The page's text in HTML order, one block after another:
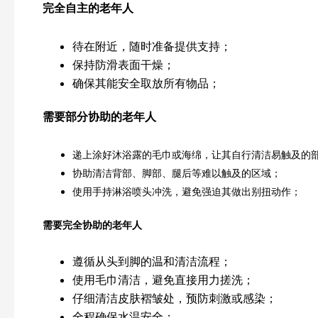
完全自主的老年人
待在附近，随时准备提供支持；
保持防滑表面干燥；
确保其能安全取放所有物品；
需要部分协助的老年人
递上涂好沐浴露的毛巾或海绵，让其自行清洁易触及的
协助清洁背部、脚部、腿后等难以触及的区域；
使用手持淋浴喷头冲洗，避免强迫其做出别扭动作；
需要完全协助的老年人
遵循从头到脚的温和清洁流程；
使用毛巾清洁，避免直接用力搓洗；
仔细清洁皮肤褶皱处，预防刺激或感染；